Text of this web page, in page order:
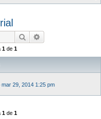
i
Pesquisar
1 de 1
mar 29, 2014 1:25 pm
1 de 1